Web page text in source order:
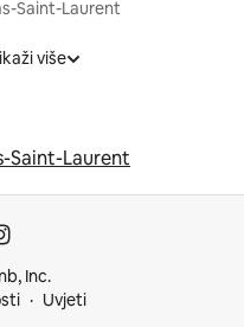
Saint-Laurent
više
Saint-Laurent
Inc.
Uvjeti